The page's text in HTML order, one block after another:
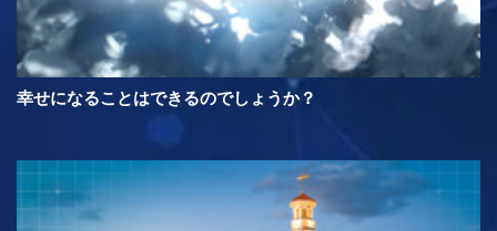
幸せになることはできるのでしょうか？